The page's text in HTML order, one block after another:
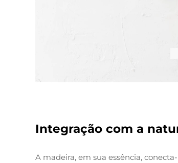
Integração com a
A madeira, em sua essência,